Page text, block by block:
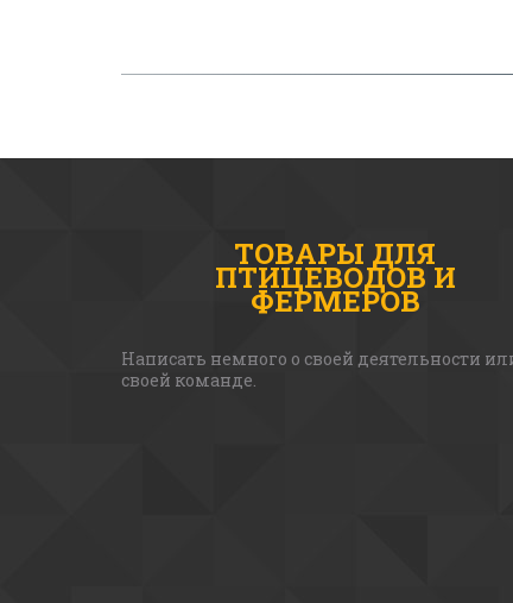
ТОВАРЫ ДЛЯ
ПТИЦЕВОДОВ И
ФЕРМЕРОВ
Написать немного о своей деятельности
своей команде.